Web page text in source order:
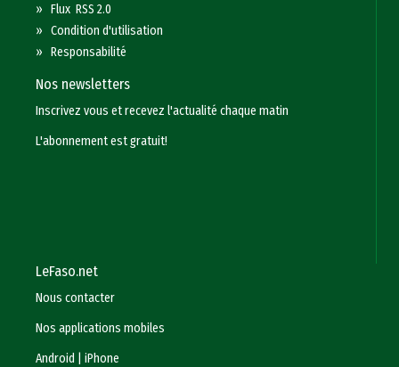
»Flux RSS 2.0
»Condition d'utilisation
»Responsabilité
Nos newsletters
Inscrivez vous et recevez l'actualité chaque matin
L'abonnement est gratuit!
LeFaso.net
Nous contacter
Nos applications mobiles
Android
|iPhone